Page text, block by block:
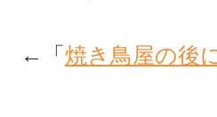
←「 焼き鳥屋の後